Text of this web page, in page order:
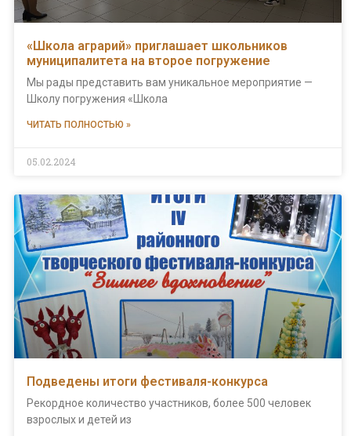
«Школа аграрий» приглашает школьников
муниципалитета на второе погружение
Мы рады представить вам уникальное мероприятие —
Школу погружения «Школа
ЧИТАТЬ ПОЛНОСТЬЮ »
05.02.2024
Подведены итоги фестиваля-конкурса
Рекордное количество участников, более 500 человек
взрослых и детей из